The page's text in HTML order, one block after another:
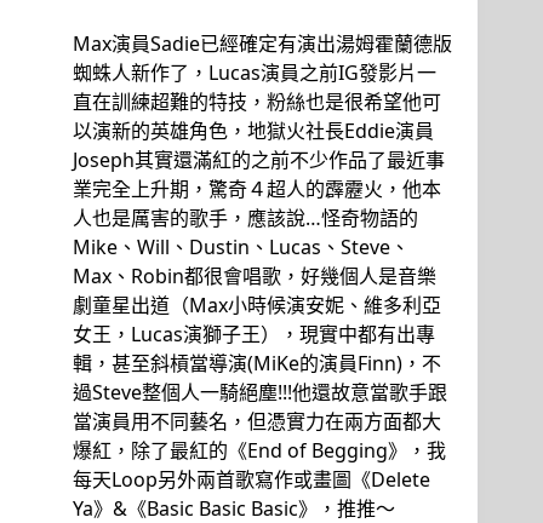
Max演員Sadie已經確定有演出湯姆霍蘭德版
蜘蛛人新作了，Lucas演員之前IG發影片一
直在訓練超難的特技，粉絲也是很希望他可
以演新的英雄角色，地獄火社長Eddie演員
Joseph其實還滿紅的之前不少作品了最近事
業完全上升期，驚奇４超人的霹靂火，他本
人也是厲害的歌手，應該說…怪奇物語的
Mike、Will、Dustin、Lucas、Steve、
Max、Robin都很會唱歌，好幾個人是音樂
劇童星出道（Max小時候演安妮、維多利亞
女王，Lucas演獅子王），現實中都有出專
輯，甚至斜槓當導演(MiKe的演員Finn)，不
過Steve整個人一騎絕塵!!!他還故意當歌手跟
當演員用不同藝名，但憑實力在兩方面都大
爆紅，除了最紅的《End of Begging》，我
每天Loop另外兩首歌寫作或畫圖《Delete
Ya》&《Basic Basic Basic》，推推～